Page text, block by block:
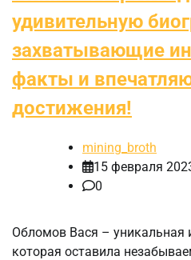
удивительную
захватывающие
факты и
достижения!
mining_broth
15 февраля
0
Обломов Вася – уникальная
которая оставила